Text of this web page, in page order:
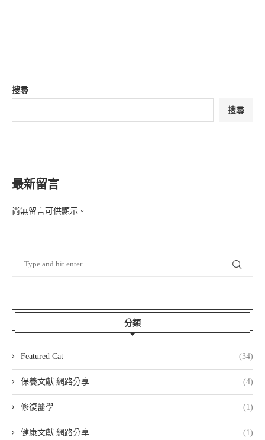
搜尋
搜尋
最新留言
尚無留言可供顯示。
分類
Featured Cat (34)
保養文獻 網路分享 (4)
修復醫學 (1)
健康文獻 網路分享 (1)